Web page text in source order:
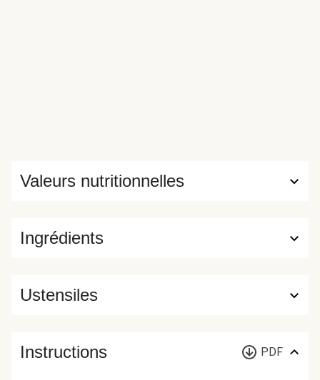
Ingrédients
Valeurs nutritionnelles
Ustensiles
Instructions PDF